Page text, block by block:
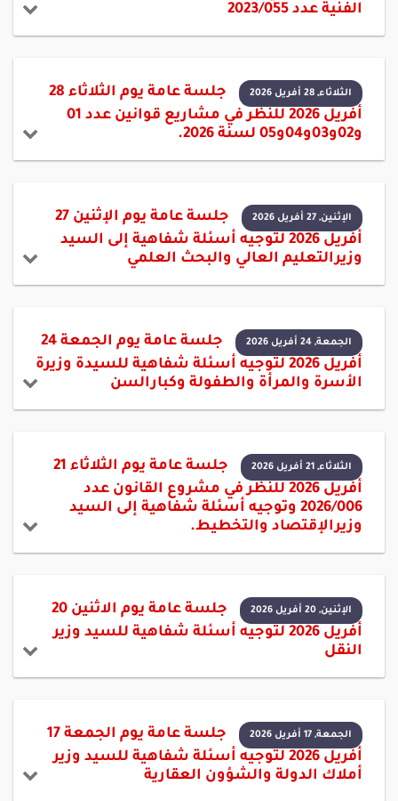
الفنية عدد 2023/055
الثلاثاء, 28 أفريل 2026
جلسة عامة يوم الثلاثاء 28
أفريل 2026 للنظر في مشاريع قوانين عدد 01
و02و03و04و05 لسنة 2026.
الإثنين, 27 أفريل 2026
جلسة عامة يوم الإثنين 27
أفريل 2026 لتوجيه أسئلة شفاهية إلى السيد
وزيرالتعليم العالي والبحث العلمي
الجمعة, 24 أفريل 2026
جلسة عامة يوم الجمعة 24
أفريل 2026 لتوجيه أسئلة شفاهية للسيدة وزيرة
الأسرة والمرأة والطفولة وكبارالسن
الثلاثاء, 21 أفريل 2026
جلسة عامة يوم الثلاثاء 21
أفريل 2026 للنظر في مشروع القانون عدد
2026/006 وتوجيه أسئلة شفاهية إلى السيد
وزيرالإقتصاد والتخطيط.
الإثنين, 20 أفريل 2026
جلسة عامة يوم الاثنين 20
أفريل 2026 لتوجيه أسئلة شفاهية للسيد وزير
النقل
الجمعة, 17 أفريل 2026
جلسة عامة يوم الجمعة 17
أفريل 2026 لتوجيه أسئلة شفاهية للسيد وزير
أملاك الدولة والشؤون العقارية